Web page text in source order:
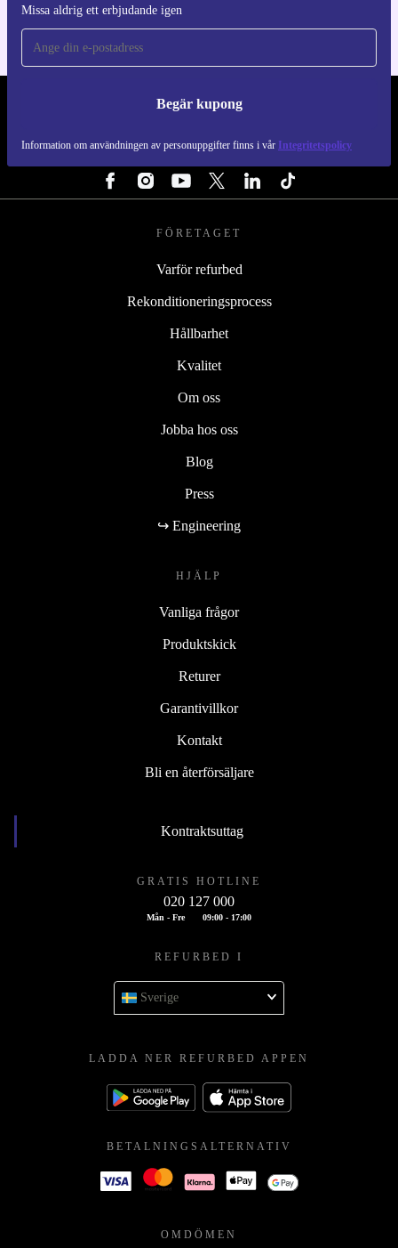
Missa aldrig ett erbjudande igen
Begär kupong
Information om användningen av personuppgifter finns i vår Integritetspolicy
REFURBED SVERIGE - RETHINK NEW.
FÖLJ OSS
FÖRETAGET
Varför refurbed
Rekonditioneringsprocess
Hållbarhet
Kvalitet
Om oss
Jobba hos oss
Blog
Press
↪ Engineering
HJÄLP
Vanliga frågor
Produktskick
Returer
Garantivillkor
Kontakt
Bli en återförsäljare
Kontraktsuttag
GRATIS HOTLINE
020 127 000
Mån - Fre 09:00 - 17:00
REFURBED I
Sverige
LADDA NER REFURBED APPEN
BETALNINGSALTERNATIV
OMDÖMEN